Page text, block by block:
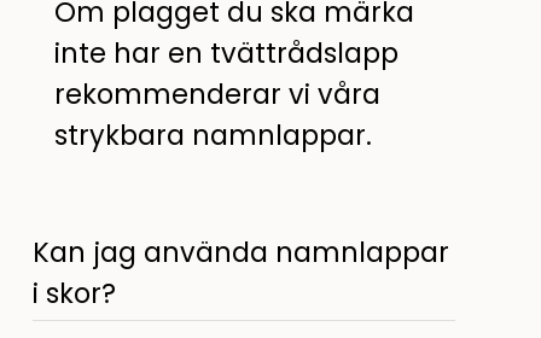
Om plagget du ska märka
inte har en tvättrådslapp
rekommenderar vi våra
strykbara namnlappar.
Kan jag använda namnlappar
i skor?